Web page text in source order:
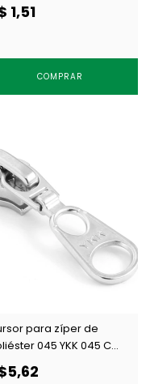
1,51
COMPRAR
para zíper de
045 YKK 045 C
c/ 1 un